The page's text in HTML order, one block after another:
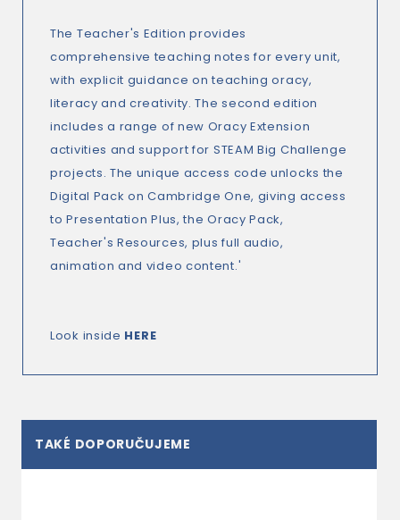
The Teacher's Edition provides
comprehensive teaching notes for every unit,
with explicit guidance on teaching oracy,
literacy and creativity. The second edition
includes a range of new Oracy Extension
activities and support for STEAM Big Challenge
projects. The unique access code unlocks the
Digital Pack on Cambridge One, giving access
to Presentation Plus, the Oracy Pack,
Teacher's Resources, plus full audio,
animation and video content.'
Look inside HERE
TAKÉ DOPORUČUJEME